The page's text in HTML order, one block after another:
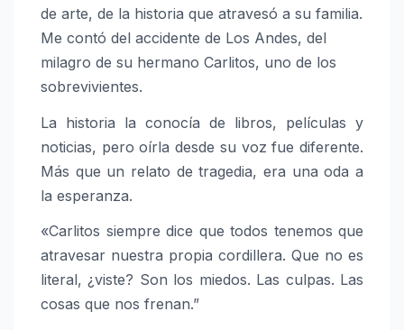
de arte, de la historia que atravesó a su familia.
Me contó del accidente de Los Andes, del
milagro de su hermano Carlitos, uno de los
sobrevivientes.
La historia la conocía de libros, películas y
noticias, pero oírla desde su voz fue diferente.
Más que un relato de tragedia, era una oda a
la esperanza.
«Carlitos siempre dice que todos tenemos que
atravesar nuestra propia cordillera. Que no es
literal, ¿viste? Son los miedos. Las culpas. Las
cosas que nos frenan.”